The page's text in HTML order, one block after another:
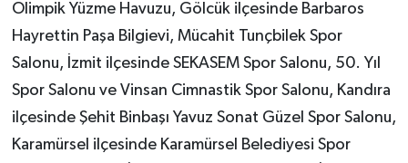
Olimpik Yüzme Havuzu, Gölcük ilçesinde Barbaros
Hayrettin Paşa Bilgievi, Mücahit Tunçbilek Spor
Salonu, İzmit ilçesinde SEKASEM Spor Salonu, 50. Yıl
Spor Salonu ve Vinsan Cimnastik Spor Salonu, Kandıra
ilçesinde Şehit Binbaşı Yavuz Sonat Güzel Spor Salonu,
Karamürsel ilçesinde Karamürsel Belediyesi Spor